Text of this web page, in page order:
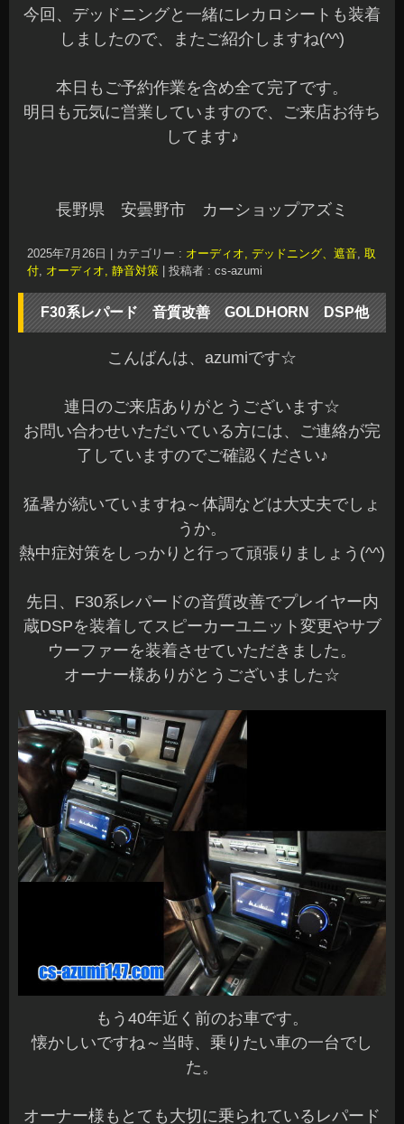
今回、デッドニングと一緒にレカロシートも装着
しましたので、またご紹介しますね(^^)
本日もご予約作業を含め全て完了です。
明日も元気に営業していますので、ご来店お待ち
してます♪
長野県 安曇野市 カーショップアズミ
2025年7月26日 カテゴリー : オーディオ, デッドニング、遮音, 取
付, オーディオ, 静音対策 投稿者 : cs-azumi
F30系レパード 音質改善 GOLDHORN DSP他
こんばんは、azumiです☆
連日のご来店ありがとうございます☆
お問い合わせいただいている方には、ご連絡が完
了していますのでご確認ください♪
猛暑が続いていますね～体調などは大丈夫でしょ
うか。
熱中症対策をしっかりと行って頑張りましょう(^^)
先日、F30系レパードの音質改善でプレイヤー内
蔵DSPを装着してスピーカーユニット変更やサブ
ウーファーを装着させていただきました。
オーナー様ありがとうございました☆
もう40年近く前のお車です。
懐かしいですね～当時、乗りたい車の一台でし
た。
オーナー様もとても大切に乗られているレパード